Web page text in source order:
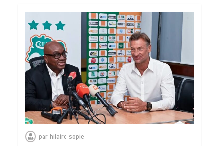
parhilaire sopie